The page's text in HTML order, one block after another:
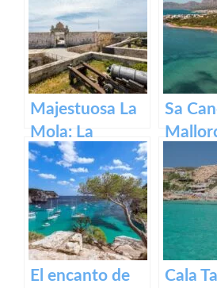
Majestuosa La
Mola: La
Fortaleza de
Menorca
Sa
El encanto de
Cala